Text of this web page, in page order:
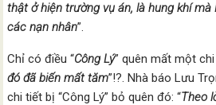
thật ở hiện trường vụ án, là hung khí mà
các nạn nhân”.
Chỉ có điều “Công Lý” quên mất một chi
đó đã biến mất tăm”!?. Nhà báo Lưu
chi tiết bị “Công Lý” bỏ quên đó: “Theo